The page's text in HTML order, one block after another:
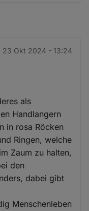
23 Okt 2024 - 13:24
als
Handlangern
in rosa Röcken
Ringen, welche
Zaum zu halten,
den
dabei gibt
Menschenleben